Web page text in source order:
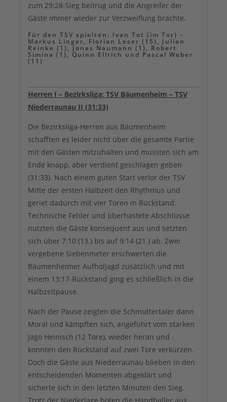
zum 29:28-Sieg beitrug und die Angreifer der
Gäste immer wieder zur Verzweiflung brachte.
Für den TSV spielten: Ivan Tot (im Tor) –
Markus Linger, Florian Leser (15), Julian
Reinke (1), Jonas Naumann (1), Robert
Simina (1), Quinn Ellrich und Pascal Weber
(11)
Herren I – Bezirksliga: TSV Bäumenheim – TSV
Niederraunau II (31:33)
Die Bezirksliga-Herren aus Bäumenheim
schafften es leider nicht über die gesamte Partie
mit den Gästen mitzuhalten und mussten sich am
Ende knapp, aber verdient geschlagen geben
(31:33). Nach einem guten Start verlor der TSV
Mitte der ersten Halbzeit den Rhythmus und
geriet dadurch mit vier Toren in Rückstand.
Technische Fehler und überhastete Abschlüsse
nutzten die Gäste konsequent aus und setzten
sich über 7:10 (13.) bis auf 9:14 (21.) ab. Zwei
vergebene Siebenmeter erschwerten die
Bäumenheimer Aufholjagd zusätzlich und mit
einem 13:17-Rückstand ging es schließlich in die
Halbzeitpause.
Nach der Pause zeigten die Schmuttertaler dann
Moral und kämpften sich, angeführt vom starken
Jago Heinisch (12 Tore), wieder heran und
konnten den Rückstand auf zwei Tore verkürzen.
Doch die Gäste aus Niederraunau blieben in den
entscheidenden Momenten abgeklärt und
sicherte sich in den letzten Minuten den Sieg.
Trotz der Niederlage boten die Handballer aus